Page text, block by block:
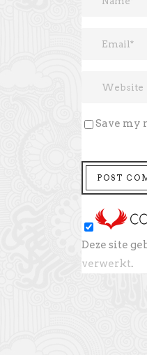
Save my
Deze site
verwerkt.